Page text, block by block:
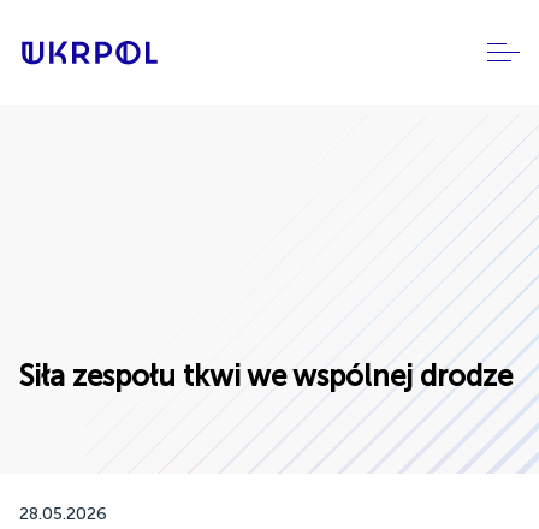
Siła zespołu tkwi we wspólnej drodze
28.05.2026